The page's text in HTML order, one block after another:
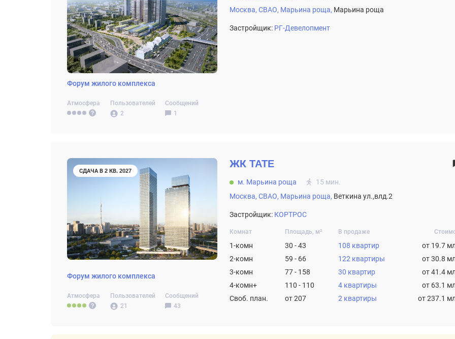
Форум жилого комплекса
Атмосфера
Пользователей
2
Сообщений
1
Москва, СВАО, Марьина роща, Марьина роща
Застройщик: РГ-Девелопмент
СДАЧА В 2 КВ. 2027
Форум жилого комплекса
Атмосфера
Пользователей
21
Сообщений
43
ЖК TATE
м. Марьина роща
15 мин.
Москва, СВАО, Марьина роща, Веткина ул.,влд.2
Застройщик: КОРТРОС
Комнат Площадь, м² В продаже
1-комн 30 - 43 108 квартир
от 19.7
2-комн
59 - 66 122 квартиры
от 30.8
3-комн
77 - 158 30 квартир
от 41.4
4-комн+
110 - 110 4 квартиры
от 63.1
Своб. план.
от 207 2 квартиры от 237.1